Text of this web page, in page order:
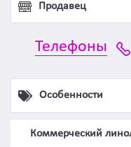
Продавец
Телефоны
Особенности
Коммерческий